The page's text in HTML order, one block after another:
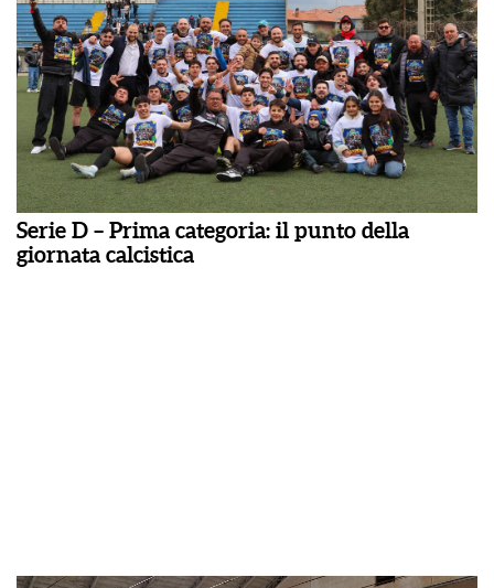
Serie D – Prima categoria: il punto della
giornata calcistica